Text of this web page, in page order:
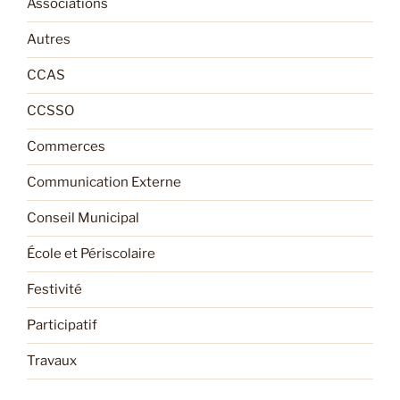
Associations
Autres
CCAS
CCSSO
Commerces
Communication Externe
Conseil Municipal
École et Périscolaire
Festivité
Participatif
Travaux